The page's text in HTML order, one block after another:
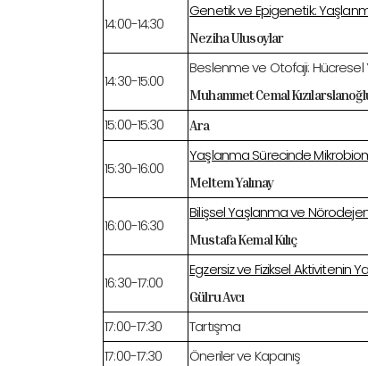
14:00-14:30
Genetik ve Epigenetik:
Neziha Ulusoylar
14:30-15:00
Beslenme ve Otofaji: Hücresel
Muhammet Cemal
15:00-15:30 Ara
15:30-16:00
Yaşlanma Sürecinde
Meltem Yalınay
16:00-16:30
Bilişsel Yaşlanma ve
Mustafa Kemal Kılıç
16:30-17:00
Egzersiz ve Fiziksel Aktivitenin
Gülru Avcı
17:00-17:30 Tartışma
17:00-17:30
Öneriler ve Kapanış